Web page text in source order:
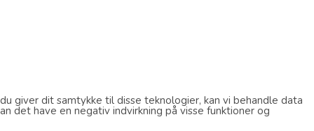
giver dit samtykke til disse teknologier, kan vi behandle data
det have en negativ indvirkning på visse funktioner og